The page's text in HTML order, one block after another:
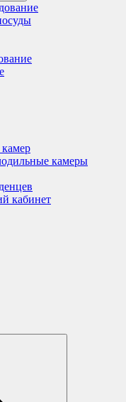
камеры
кабинет